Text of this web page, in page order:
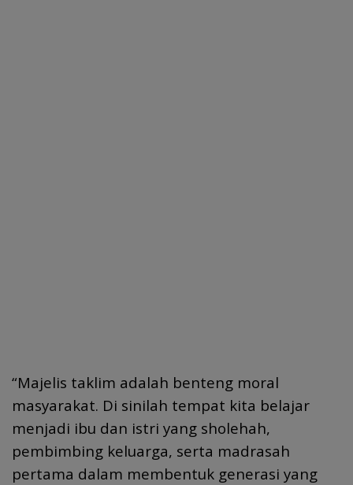
“Majelis taklim adalah benteng moral
masyarakat. Di sinilah tempat kita belajar
menjadi ibu dan istri yang sholehah,
pembimbing keluarga, serta madrasah
pertama dalam membentuk generasi yang